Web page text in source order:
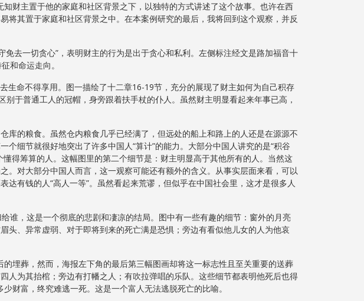
主置于他的家庭和社区背景之下，以独特的方式讲述了这个故事。也许在西
其置于家庭和社区背景之中。在本案例研究的最后，我将回到这个观察，并反
一切贪心”，表明财主的行为是出于贪心和私利。左侧标注经文是路加福音十
和命运走向。
命不得享用。图一描绘了十二章16-19节，充分的展现了财主如何为自己积存
于普通工人的冠帽，身旁跟着扶手杖的仆人。虽然财主明显看起来年事已高，
的粮食。虽然仓内粮食几乎已经满了，但远处的船上和路上的人还是在源源不
细节就很好地突出了许多中国人“算计”的能力。大部分中国人讲究的是“积谷
得筹算的人。这幅图里的第二个细节是：财主明显高于其他所有的人。当然这
对大部分中国人而言，这一观察可能还有额外的含义。从事实层面来看，可以
有钱的人“高人一等”。虽然看起来荒谬，但似乎在中国社会里，这才是很多人
，这是一个彻底的悲剧和凄凉的结局。图中有一些有趣的细节：窗外的月亮
头、异常虚弱、对于即将到来的死亡满是恐惧；旁边有看似他儿女的人为他哀
葬，然而，海报左下角的最后第三幅图画却将这一标志性且至关重要的送葬
为其抬棺；旁边有打幡之人；有吹拉弹唱的乐队。这些细节都表明他死后也得
财富，终究难逃一死。这是一个富人无法逃脱死亡的比喻。